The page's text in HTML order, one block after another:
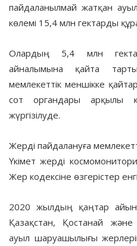
пайдаланылмай жатқан
көлемі 15,4 млн гектарды
Олардың 5,4 млн
айналымына қайта
мемлекеттік меншікке
сот органдары арқылы
жүргізілуде.
Жерді пайдалануға
Үкімет жерді
Жер кодексіне өзгерістер
2020 жылдың қаңтар
Қазақстан, Қостанай
ауыл шаруашылығы